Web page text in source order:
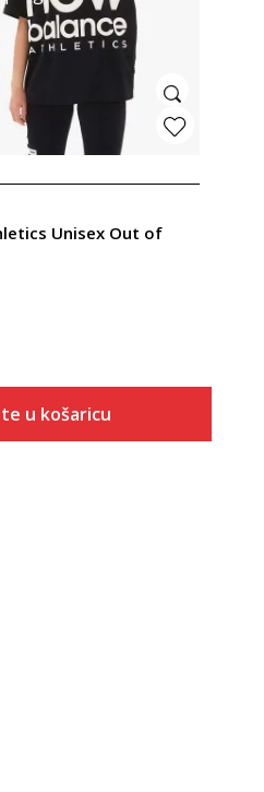
Unisex Out of
u košaricu